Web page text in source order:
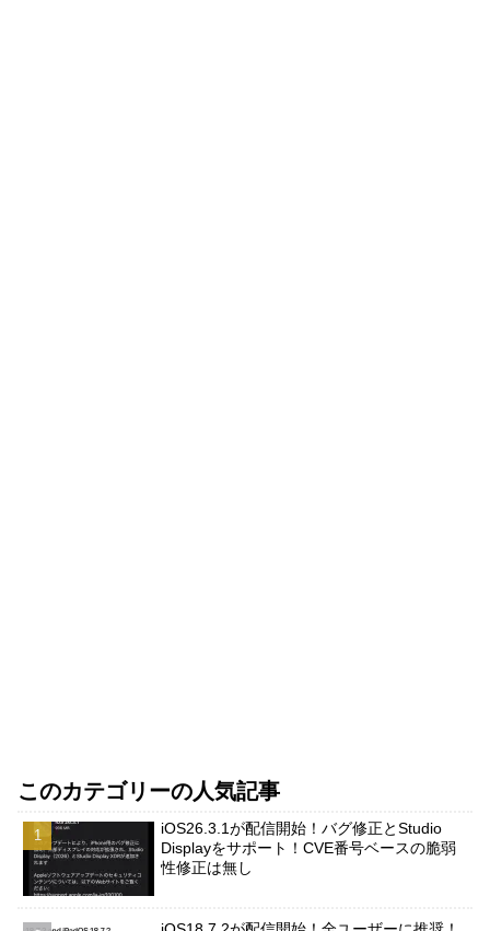
このカテゴリーの人気記事
iOS26.3.1が配信開始！バグ修正とStudio
Displayをサポート！CVE番号ベースの脆弱
性修正は無し